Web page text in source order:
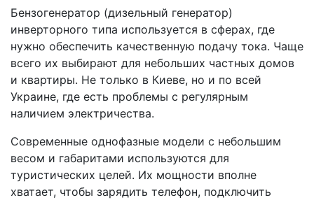
Бензогенератор (дизельный генератор)
инверторного типа используется в сферах, где
нужно обеспечить качественную подачу тока. Чаще
всего их выбирают для небольших частных домов
и квартиры. Не только в Киеве, но и по всей
Украине, где есть проблемы с регулярным
наличием электричества.
Современные однофазные модели с небольшим
весом и габаритами используются для
туристических целей. Их мощности вполне
хватает, чтобы зарядить телефон, подключить